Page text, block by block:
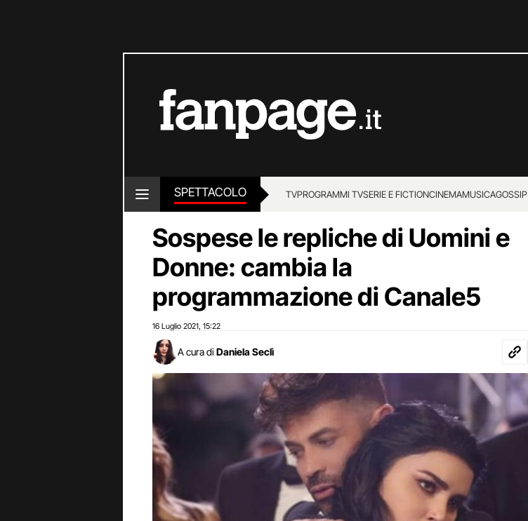
SPETTACOLO TVPROGRAMMI TVSERIE E FICTIONCINEMAMUSICAGOSSIP
Sospese le repliche di Uomini e
Donne: cambia la
programmazione di Canale5
16 Luglio 2021 15:22
A cura di Daniela Seclì